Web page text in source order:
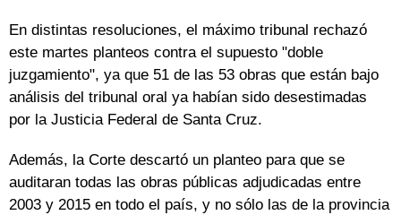
En distintas resoluciones, el máximo tribunal rechazó
este martes planteos contra el supuesto "doble
juzgamiento", ya que 51 de las 53 obras que están bajo
análisis del tribunal oral ya habían sido desestimadas
por la Justicia Federal de Santa Cruz.
Además, la Corte descartó un planteo para que se
auditaran todas las obras públicas adjudicadas entre
2003 y 2015 en todo el país, y no sólo las de la provincia